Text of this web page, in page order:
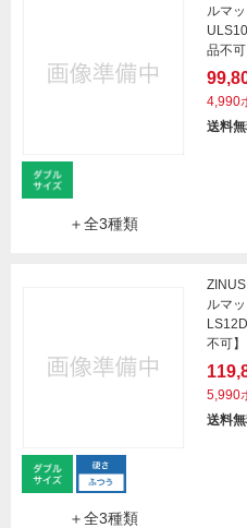
＋全3種類
ルマ
品不可
4,990
送料無
＋全3種類
ルマ
不可】
5,990
送料無